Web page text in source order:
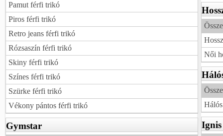
Pamut férfi trikó
Piros férfi trikó
Retro jeans férfi trikó
Rózsaszín férfi trikó
Skiny férfi trikó
Színes férfi trikó
Szürke férfi trikó
Vékony pántos férfi trikó
Gymstar
Női
Ignis